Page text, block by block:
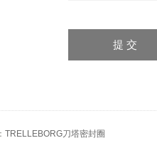
TRELLEBORG刀塔密封圈